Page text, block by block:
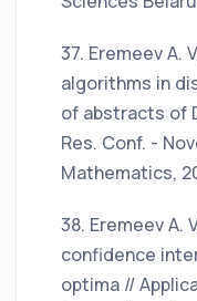
37. Eremeev A.
algorithms in
of abstracts of
Res. Conf. -
Mathematics,
38. Eremeev A.
confidence
optima //